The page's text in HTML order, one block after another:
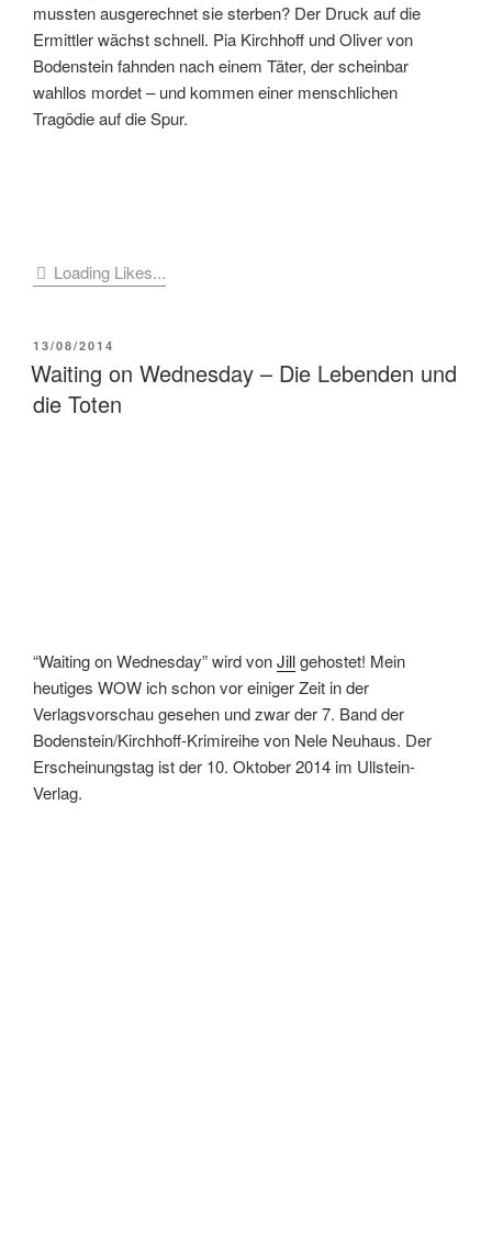
mussten ausgerechnet sie sterben? Der Druck auf die
Ermittler wächst schnell. Pia Kirchhoff und Oliver von
Bodenstein fahnden nach einem Täter, der scheinbar
wahllos mordet – und kommen einer menschlichen
Tragödie auf die Spur.
Loading Likes...
VERÖFFENTLICHT
AM
13/08/2014
Waiting on Wednesday – Die Lebenden und
die Toten
“Waiting on Wednesday” wird vonJillgehostet! Mein
heutiges WOW ich schon vor einiger Zeit in der
Verlagsvorschau gesehen und zwar der 7. Band der
Bodenstein/Kirchhoff-Krimireihe von Nele Neuhaus. Der
Erscheinungstag ist der 10. Oktober 2014 im Ullstein-
Verlag.